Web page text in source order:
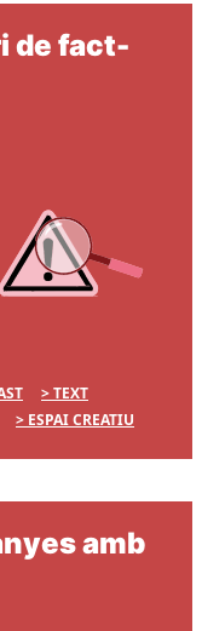
de fact-
TEXT
ESPAI CREATIU
amb